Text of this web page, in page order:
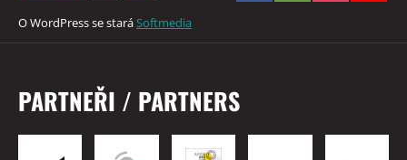
O WordPress se staráSoftmedia
PARTNEŘI / PARTNERS